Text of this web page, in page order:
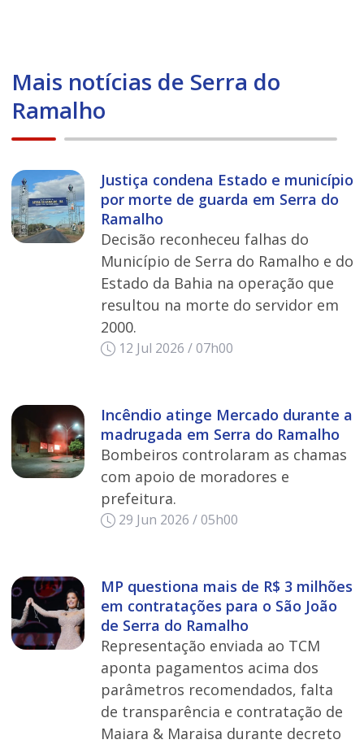
Mais notícias de Serra do
Ramalho
Justiça condena Estado e município
por morte de guarda em Serra do
Ramalho
Decisão reconheceu falhas do
Município de Serra do Ramalho e do
Estado da Bahia na operação que
resultou na morte do servidor em
2000.
12 Jul 2026 / 07h00
Incêndio atinge Mercado durante a
madrugada em Serra do Ramalho
Bombeiros controlaram as chamas
com apoio de moradores e
prefeitura.
29 Jun 2026 / 05h00
MP questiona mais de R$ 3 milhões
em contratações para o São João
de Serra do Ramalho
Representação enviada ao TCM
aponta pagamentos acima dos
parâmetros recomendados, falta
de transparência e contratação de
Maiara & Maraisa durante decreto